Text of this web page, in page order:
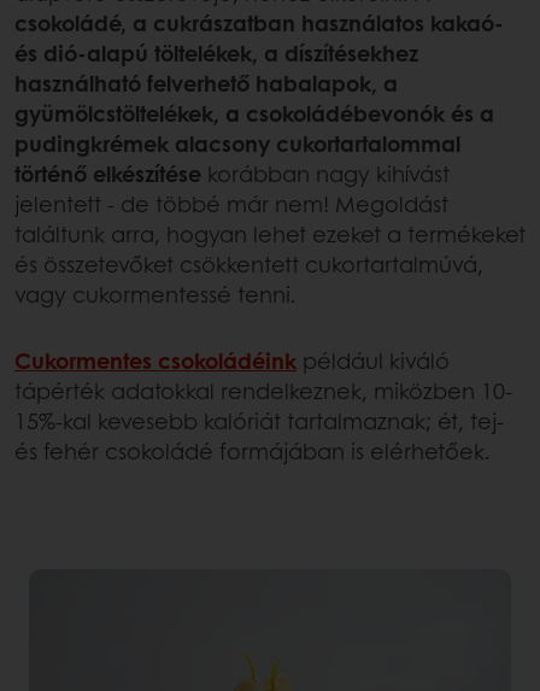
csokoládé, a cukrászatban használatos kakaó-
és dió-alapú töltelékek, a díszítésekhez
használható felverhető habalapok, a
gyümölcstöltelékek, a csokoládébevonók és a
pudingkrémek alacsony cukortartalommal
történő elkészítése korábban nagy kihívást
jelentett - de többé már nem! Megoldást
találtunk arra, hogyan lehet ezeket a termékeket
és összetevőket csökkentett cukortartalmúvá,
vagy cukormentessé tenni.
Cukormentes csokoládéink például kiváló
tápérték adatokkal rendelkeznek, miközben 10-
15%-kal kevesebb kalóriát tartalmaznak; ét, tej-
és fehér csokoládé formájában is elérhetőek.